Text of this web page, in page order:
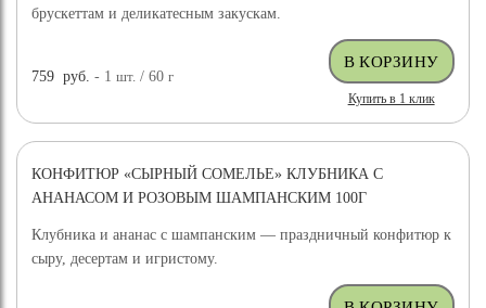
брускеттам и деликатесным закускам.
759 руб. - 1шт. / 60г
Купить в 1 клик
КОНФИТЮР «СЫРНЫЙ СОМЕЛЬЕ» КЛУБНИКА С
АНАНАСОМ И РОЗОВЫМ ШАМПАНСКИМ 100Г
Клубника и ананас с шампанским — праздничный конфитюр к
сыру, десертам и игристому.